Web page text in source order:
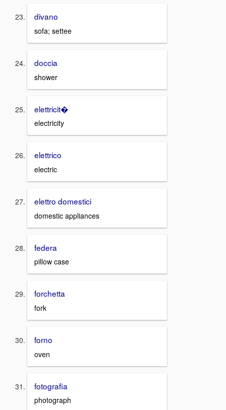
divano
sofa; settee
doccia
shower
elettricit�
electricity
elettrico
electric
elettro domestici
domestic appliances
federa
pillow case
forchetta
fork
forno
oven
fotografia
photograph